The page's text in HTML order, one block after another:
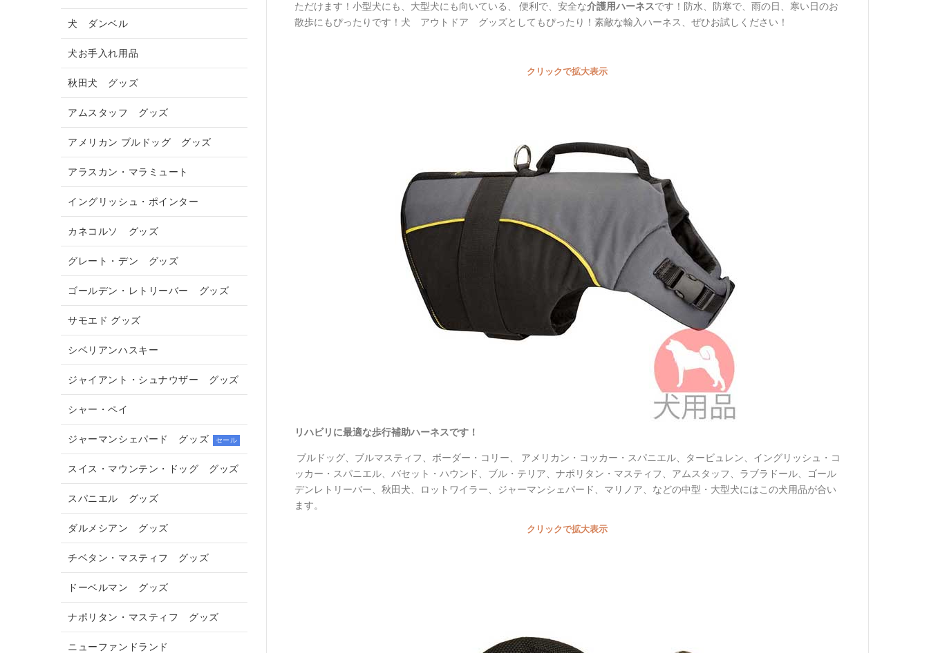
ただけます！小型犬にも、大型犬にも向いている、 便利で、安全な介護用ハーネスです！防水、防寒で、雨の日、寒い日のお
散歩にもぴったりです！犬 アウトドア グッズとしてもぴったり！素敵な輸入ハーネス、ぜひお試しください！
クリックで拡大表示
リハビリに最適な歩行補助ハーネスです！
ブルドッグ、ブルマスティフ、ボーダー・コリー、 アメリカン・コッカー・スパニエル、タービュレン、イングリッシュ・コ
ッカー・スパニエル、バセット・ハウンド、ブル・テリア、ナポリタン・マスティフ、アムスタッフ、ラブラドール、ゴール
デンレトリーバー、秋田犬、ロットワイラー、ジャーマンシェパード、マリノア、などの中型・大型犬にはこの犬用品が合い
ます。
クリックで拡大表示
犬 ダンベル
犬お手入れ用品
秋田犬 グッズ
アムスタッフ グッズ
アメリカン ブルドッグ グッズ
アラスカン・マラミュート
イングリッシュ・ポインター
カネコルソ グッズ
グレート・デン グッズ
ゴールデン・レトリーバー グッズ
サモエド グッズ
シベリアンハスキー
ジャイアント・シュナウザー グッズ
シャー・ペイ
ジャーマンシェパード グッズ セール
スイス・マウンテン・ドッグ グッズ
スパニエル グッズ
ダルメシアン グッズ
チベタン・マスティフ グッズ
ドーベルマン グッズ
ナポリタン・マスティフ グッズ
ニューファンドランド